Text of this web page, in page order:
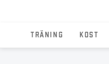
Träning Kost